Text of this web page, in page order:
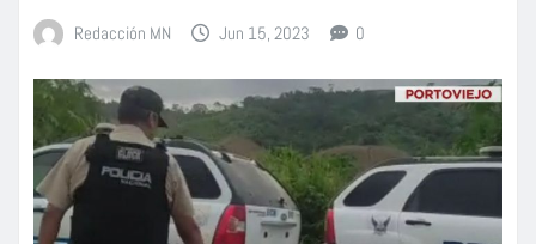
Redacción MN Jun 15, 2023 0